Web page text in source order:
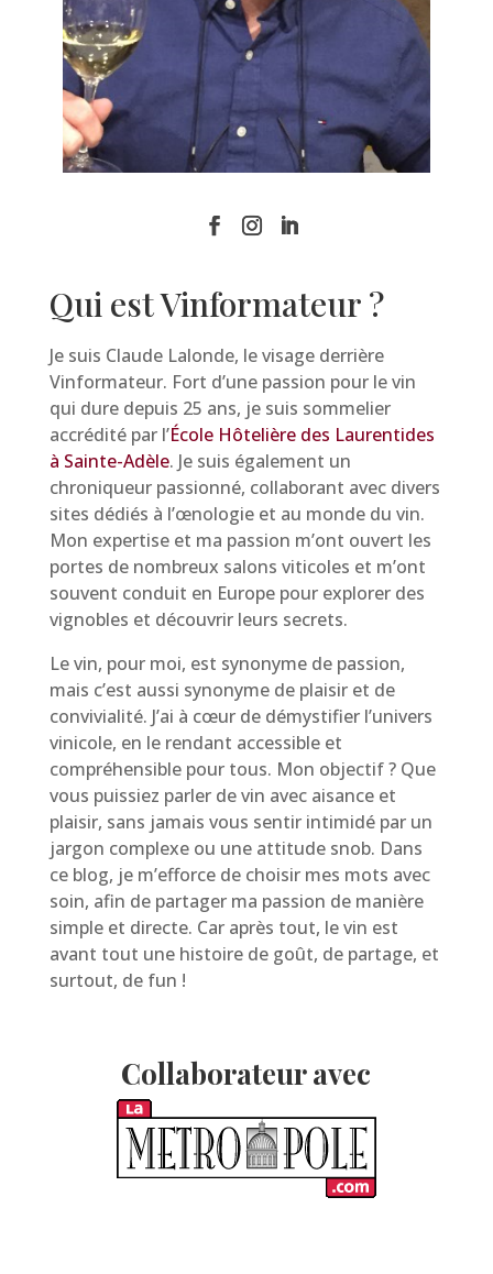
Qui est Vinformateur ?
Je suis Claude Lalonde, le visage derrière
Vinformateur. Fort d’une passion pour le vin
qui dure depuis 25 ans, je suis sommelier
accrédité par l’École Hôtelière des Laurentides
à Sainte-Adèle. Je suis également un
chroniqueur passionné, collaborant avec divers
sites dédiés à l’œnologie et au monde du vin.
Mon expertise et ma passion m’ont ouvert les
portes de nombreux salons viticoles et m’ont
souvent conduit en Europe pour explorer des
vignobles et découvrir leurs secrets.
Le vin, pour moi, est synonyme de passion,
mais c’est aussi synonyme de plaisir et de
convivialité. J’ai à cœur de démystifier l’univers
vinicole, en le rendant accessible et
compréhensible pour tous. Mon objectif ? Que
vous puissiez parler de vin avec aisance et
plaisir, sans jamais vous sentir intimidé par un
jargon complexe ou une attitude snob. Dans
ce blog, je m’efforce de choisir mes mots avec
soin, afin de partager ma passion de manière
simple et directe. Car après tout, le vin est
avant tout une histoire de goût, de partage, et
surtout, de fun !
Collaborateur avec